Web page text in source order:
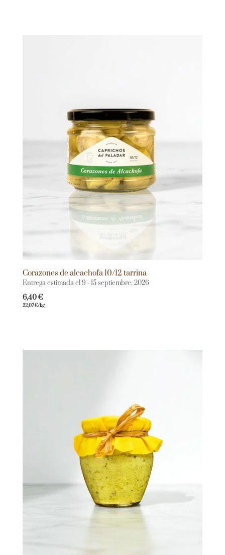
Corazones de alcachofa 10/12 tarrina
Entrega estimada el 9 - 15 septiembre, 2026
6,40€
22,07€/kg